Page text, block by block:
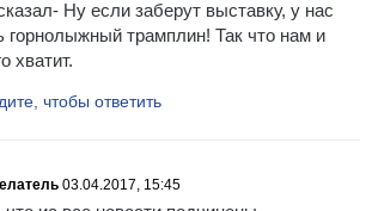
Ну если заберут выставку, у нас
горнолыжный трамплин! Так что нам и
хватит.
чтобы ответить
03.04.2017, 15:45